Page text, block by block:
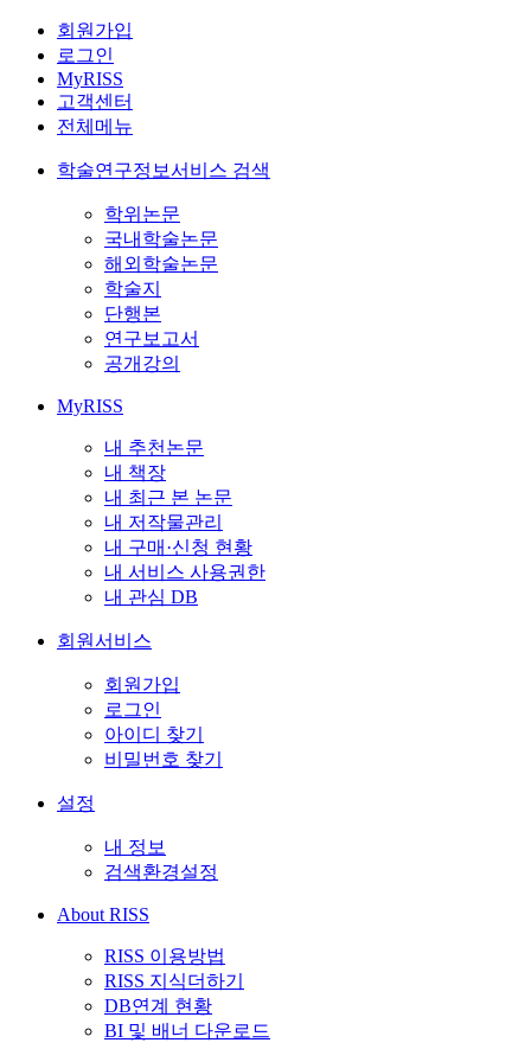
회원가입
로그인
MyRISS
고객센터
전체메뉴
학술연구정보서비스 검색
학위논문
국내학술논문
해외학술논문
학술지
단행본
연구보고서
공개강의
MyRISS
내 추천논문
내 책장
내 최근 본 논문
내 저작물관리
내 구매·신청 현황
내 서비스 사용권한
내 관심 DB
회원서비스
회원가입
로그인
아이디 찾기
비밀번호 찾기
설정
내 정보
검색환경설정
About RISS
RISS 이용방법
RISS 지식더하기
DB연계 현황
BI 및 배너 다운로드